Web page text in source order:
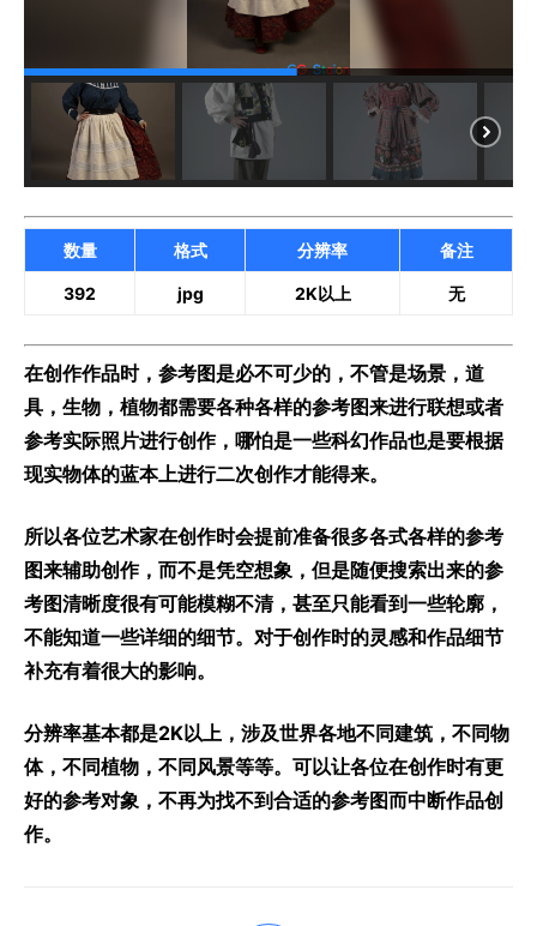
数量 格式 分辨率 备注
392 jpg 2K以上 无
在创作作品时，参考图是必不可少的，不管是场景，道
具，生物，植物都需要各种各样的参考图来进行联想或者
参考实际照片进行创作，哪怕是一些科幻作品也是要根据
现实物体的蓝本上进行二次创作才能得来。
所以各位艺术家在创作时会提前准备很多各式各样的参考
图来辅助创作，而不是凭空想象，但是随便搜索出来的参
考图清晰度很有可能模糊不清，甚至只能看到一些轮廓，
不能知道一些详细的细节。对于创作时的灵感和作品细节
补充有着很大的影响。
分辨率基本都是2K以上，涉及世界各地不同建筑，不同物
体，不同植物，不同风景等等。可以让各位在创作时有更
好的参考对象，不再为找不到合适的参考图而中断作品创
作。